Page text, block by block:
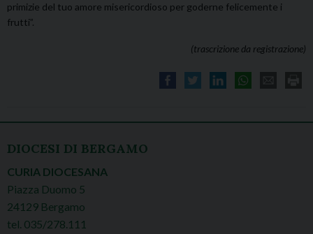
primizie del tuo amore misericordioso per goderne felicemente i
frutti”.
(trascrizione da registrazione)
DIOCESI DI BERGAMO
CURIA DIOCESANA
Piazza Duomo 5
24129 Bergamo
tel. 035/278.111